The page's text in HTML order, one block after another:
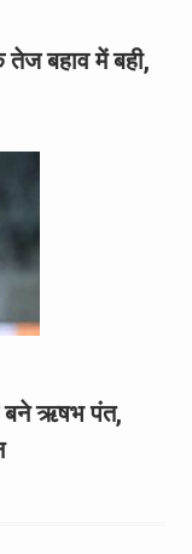
बहाव में बही,
बने ऋषभ पंत,